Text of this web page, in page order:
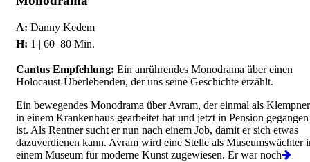
A: Danny Kedem
H: 1 | 60–80 Min.
Cantus Empfehlung: Ein anrührendes Monodrama über einen
Holocaust-Überlebenden, der uns seine Geschichte erzählt.
Ein bewegendes Monodrama über Avram, der einmal als Klempner
in einem Krankenhaus gearbeitet hat und jetzt in Pension gegangen
ist. Als Rentner sucht er nun nach einem Job, damit er sich etwas
dazuverdienen kann. Avram wird eine Stelle als Museumswächter
einem Museum für moderne Kunst zugewiesen. Er war noch